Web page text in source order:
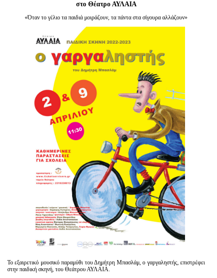
στο Θέατρο ΑΥΛΑΙΑ
«Όταν το γέλιο τα παιδιά μοιράζουν, τα πάντα στα σίγουρα αλλάζουν»
Το εξαιρετικό μουσικό παραμύθι του Δημήτρη Μπασλάμ, ο γαργαληστής, επιστρέφει
στην παιδική σκηνή, του Θεάτρου ΑΥΛΑΙΑ.